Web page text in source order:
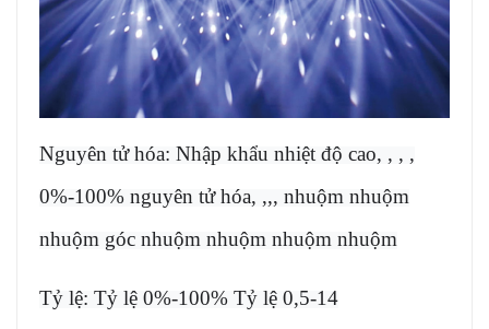
Nguyên tử hóa: Nhập khẩu nhiệt độ cao, , , ,
0%-100% nguyên tử hóa, ,,, nhuộm nhuộm
nhuộm góc nhuộm nhuộm nhuộm nhuộm
Tỷ lệ: Tỷ lệ 0%-100% Tỷ lệ 0,5-14